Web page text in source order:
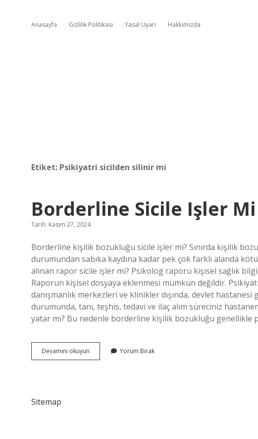
Anasayfa Gizlilik Politikası Yasal Uyarı Hakkımızda
Etiket: Psikiyatri sicilden silinir mi
Borderline Sicile Işler Mi
Tarih: Kasım 27, 2024
Borderline kişilik bozukluğu sicile işler mi? Sınırda kişilik
durumundan sabıka kaydına kadar pek çok farklı alanda
alınan rapor sicile işler mi? Psikolog raporu kişisel sağlık
Raporun kişisel dosyaya eklenmesi mümkün değildir.
danışmanlık merkezleri ve klinikler dışında, devlet
durumunda, tanı, teşhis, tedavi ve ilaç alım süreciniz
yatar mı? Bu nedenle borderline kişilik bozukluğu genellikle
Devamını okuyun Borderline
Sicile
Yorum Bırak
Sitemap